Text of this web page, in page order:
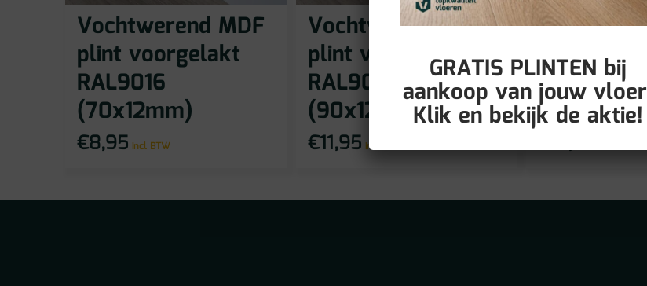
Vochtwerend MDF
plint voorgelakt
RAL9016
(70x12mm)
€8,95 incl BTW
Vochtwerend MDF
plint voorgelakt
RAL9016
(90x12mm)
€11,95 incl BTW
plint
RAL9016
(90x15mm)
€12,95
GRATIS PLINTEN bij
aankoop van jouw
Klik en bekijk de aktie!